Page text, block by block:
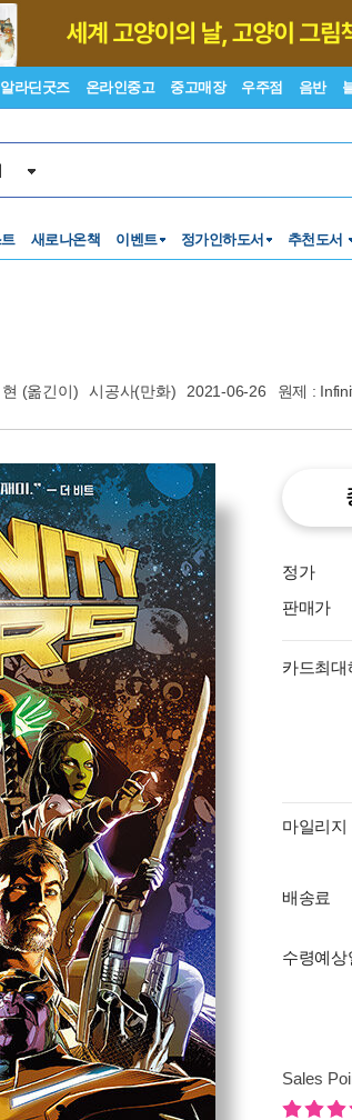
알라딘굿즈 온라인중고 중고매장 우주점 음반
새로나온책 이벤트 정가인하도서 추천도서
(옮긴이) 시공사(만화) 2021-06-26 원제 :
정가
판매가
카드최
마일리지
배송료
수령예상
Sales